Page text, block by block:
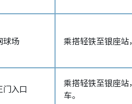
球场 乘搭轻铁至银座站
门入口
乘搭轻铁至银座
车。